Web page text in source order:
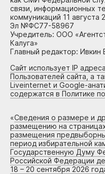
связи, информационных
коммуникаций 11 августа
Эл №ФС77-58967
Учредитель: ООО
Калуга»
Главный редактор: Ивкин
Сайт использует IP
Пользователей сайта, а
Liveinternet и Google-
содержатся в Политике
«Сведения о размере и
размещению на
размещения
период избирательной
Государственную Думу
Российской Федерации
18 – 20 сентября 2026